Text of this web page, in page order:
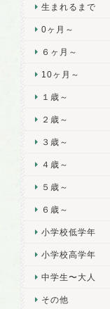
生まれるまで
0ヶ月～
６ヶ月～
10ヶ月～
１歳～
２歳～
３歳～
４歳～
５歳～
６歳～
小学校低学年
小学校高学年
中学生〜大人
その他